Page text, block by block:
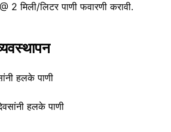
2 मिली/लिटर पाणी फवारणी करावी.
हलके पाणी
हलके पाणी